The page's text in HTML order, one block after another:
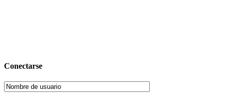
Conectarse